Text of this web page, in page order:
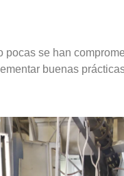
se han
buenas